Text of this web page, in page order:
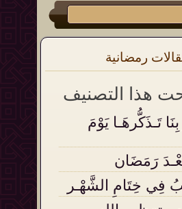
رمضانية
هذا التصنيف
تَـذَكُّرهَـا يَوْمَ